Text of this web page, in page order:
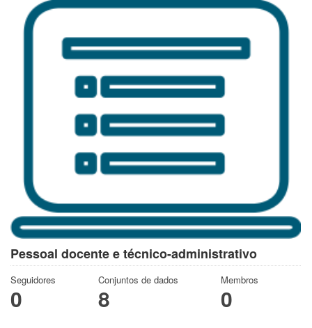
Pessoal docente e técnico-administrativo
Seguidores
0
Conjuntos de dados
8
Membros
0